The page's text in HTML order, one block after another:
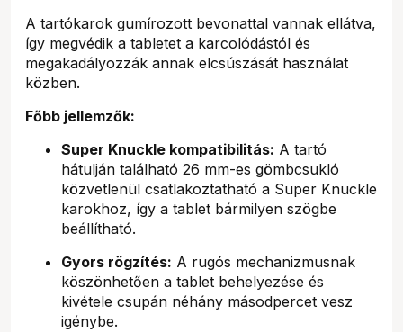
A tartókarok gumírozott bevonattal vannak ellátva,
így megvédik a tabletet a karcolódástól és
megakadályozzák annak elcsúszását használat
közben.
Főbb jellemzők:
Super Knuckle kompatibilitás: A tartó
hátulján található 26 mm-es gömbcsukló
közvetlenül csatlakoztatható a Super Knuckle
karokhoz, így a tablet bármilyen szögbe
beállítható.
Gyors rögzítés: A rugós mechanizmusnak
köszönhetően a tablet behelyezése és
kivétele csupán néhány másodpercet vesz
igénybe.